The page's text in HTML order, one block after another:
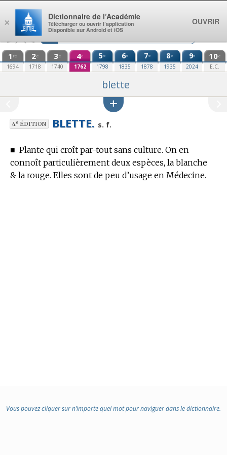
Aller au contenu
1 re
1694
2e
1718
3e
1740
4e
1762
5e
1798
6e
1835
7e
1878
8e
1935
9e
2024
10e
E.C.
blette
4eÉDITION BLETTE. s. f.
■ Plante qui croît par-tout sans culture. On en
connoît particulièrement deux espèces, la blanche
& la rouge. Elles sont de peu d’usage en Médecine.
Vous pouvez cliquer sur n’importe quel mot pour naviguer dans le dictionnaire.
×
Dictionnaire de l’Académie
Télécharger ou ouvrir l’application
Disponible sur Android et iOS
OUVRIR